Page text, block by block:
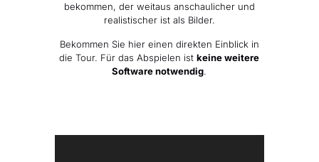
bekommen, der weitaus anschaulicher und
realistischer ist als Bilder.
Bekommen Sie hier einen direkten Einblick in
die Tour. Für das Abspielen istkeine weitere
Software notwendig.